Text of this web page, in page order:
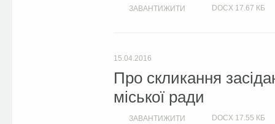
ЗАВАНТИЖИТИ DOCX 17.67 КБ
15.04.2016
Про скликання
міської ради
ЗАВАНТИЖИТИ DOCX 17.55 КБ